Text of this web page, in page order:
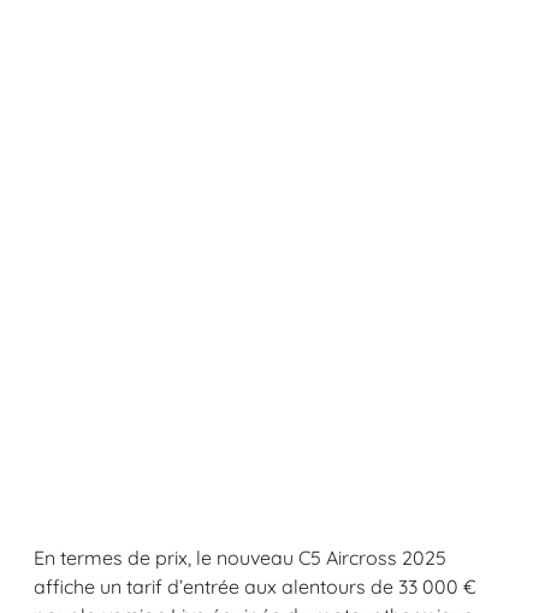
En termes de prix, le nouveau C5 Aircross 2025
affiche un tarif d’entrée aux alentours de 33 000 €